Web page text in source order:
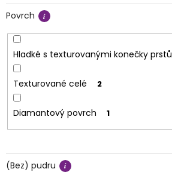
Povrch
Hladké s texturovanými konečky prstů
Texturované celé 2
Diamantový povrch 1
(Bez) pudru